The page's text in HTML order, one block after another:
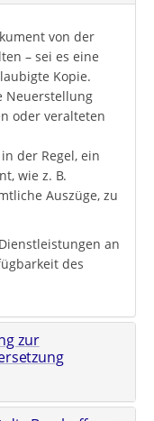
von der
– sei es eine
Kopie.
Neuerstellung
oder veralteten
der Regel, ein
wie z. B.
Auszüge, zu
an
des
zur